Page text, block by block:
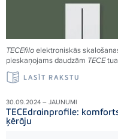
TECEfiloelektroniskās
pieskaņojams daudzām TECE
LASĪT RAKSTU
30.09.2024 – JAUNUMI
TECEdrainprofile:
ķērāju